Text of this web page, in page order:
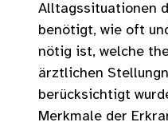
Alltagssituationen
benötigt, wie oft
nötig ist, welche
ärztlichen
berücksichtigt
Merkmale der